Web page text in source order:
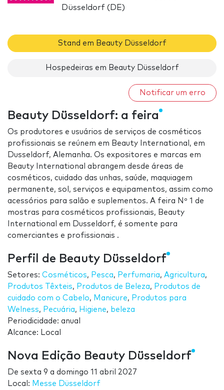
Düsseldorf (DE)
Stand em Beauty Düsseldorf
Hospedeiras em Beauty Düsseldorf
Notificar um erro
Beauty Düsseldorf: a feira
Os produtores e usuários de serviços de cosméticos
profissionais se reúnem em Beauty International, em
Dusseldorf, Alemanha. Os expositores e marcas em
Beauty International abrangem desde áreas de
cosméticos, cuidado das unhas, saúde, maquiagem
permanente, sol, serviços e equipamentos, assim como
acessórios para salão e suplementos. A feira Nº 1 de
mostras para cosméticos profissionais, Beauty
International em Dusseldorf, é somente para
comerciantes e profissionais .
Perfil de Beauty Düsseldorf
Setores: Cosméticos, Pesca, Perfumaria, Agricultura,
Produtos Têxteis, Produtos de Beleza, Produtos de
cuidado com o Cabelo, Manicure, Produtos para
Welness, Pecuária, Higiene, beleza
Periodicidade: anual
Alcance: Local
Nova Edição Beauty Düsseldorf
De sexta 9 a domingo 11 abril 2027
Local: Messe Düsseldorf